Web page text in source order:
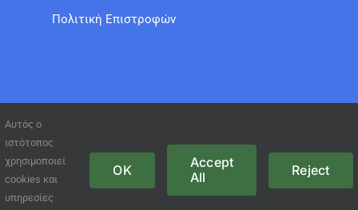
Πολιτική Επιστροφών
© Copyright 2021 GFT / www.site-eshop.gr
Αυτός ο
ιστότοπος
χρησιμοποιεί
cookies και
υπηρεσίες
OK
Accept
All
Reject